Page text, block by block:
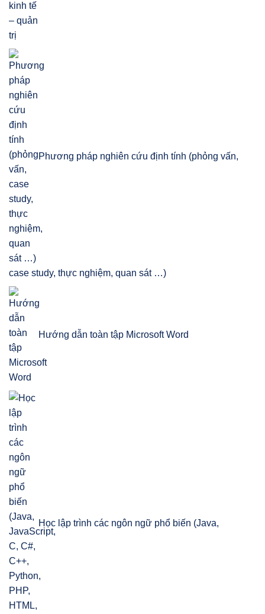
Phương pháp nghiên cứu định tính (phỏng vấn,
case study, thực nghiệm, quan sát …)
Hướng dẫn toàn tập Microsoft Word
Học lập trình các ngôn ngữ phổ biến (Java,